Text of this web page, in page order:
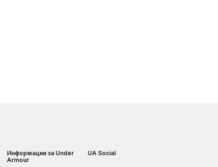
Информации за Under
Armour
UA Social